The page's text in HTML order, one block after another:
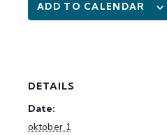
ADD TO CALENDAR
DETAILS
Date:
oktober 1